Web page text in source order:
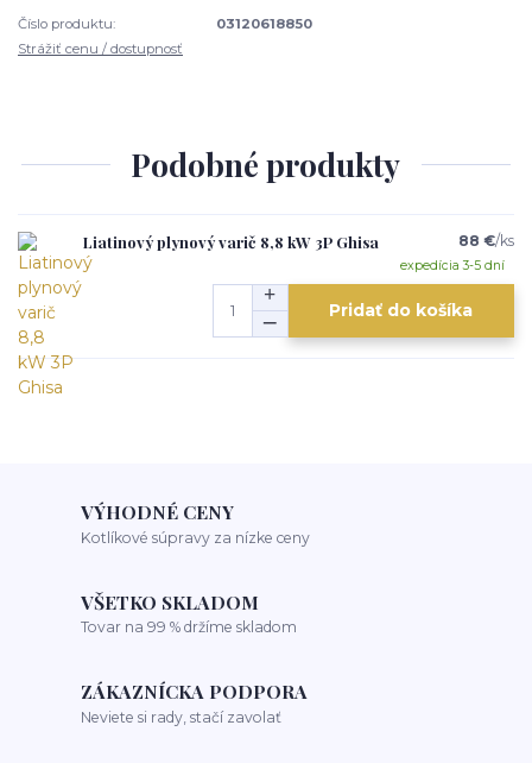
Číslo produktu:
03120618850
Strážiť cenu / dostupnosť
Podobné produkty
Liatinový plynový varič 8,8 kW 3P Ghisa 88 €/ks
expedícia 3-5 dní
Pridať do košíka
VÝHODNÉ CENY
Kotlíkové súpravy za nízke ceny
VŠETKO SKLADOM
Tovar na 99 % držíme skladom
ZÁKAZNÍCKA PODPORA
Neviete si rady, stačí zavolať